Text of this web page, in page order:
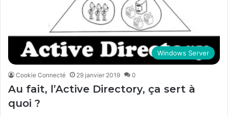
Windows Server
Cookie Connecté 29 janvier 2019 0
Au fait, l’Active Directory, ça sert à
quoi ?